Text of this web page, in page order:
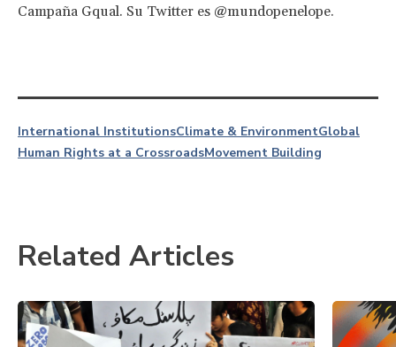
Campaña Gqual. Su Twitter es @mundopenelope.
International InstitutionsClimate & EnvironmentGlobal
Human Rights at a CrossroadsMovement Building
Related Articles